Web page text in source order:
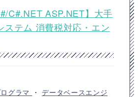
C#.NET ASP.NET】大手
ステム 消費税対応・エン
グラマ ・データベースエンジ